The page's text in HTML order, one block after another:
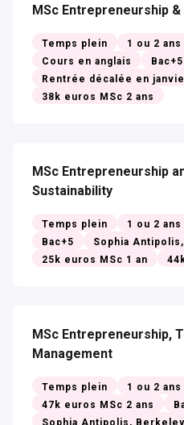
MSc Entrepreneurship
Temps plein 1 ou 2 ans
Cours en anglais
Bac+5
Rentrée décalée en
38k euros MSc 2 ans
MSc Entrepreneurship
Sustainability
Temps plein 1 ou 2 ans
Bac+5
Sophia
25k euros MSc 1 an
MSc Entrepreneurship,
Management
Temps plein 1 ou 2 ans
47k euros MSc 2 ans
Sophia Antipolis, Berkeley